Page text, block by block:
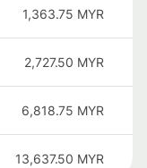
1,363.75 MYR
2,727.50 MYR
6,818.75 MYR
13,637.50 MYR